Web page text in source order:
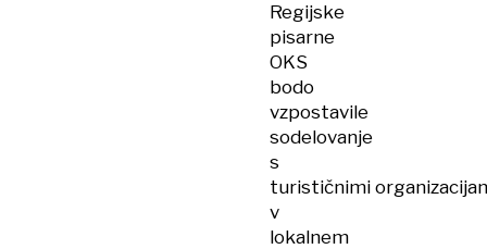
Regijske
pisarne
OKS
bodo
vzpostavile
sodelovanje
s
turističnimi
v
lokalnem